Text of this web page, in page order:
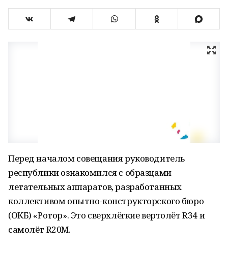
Перед началом совещания руководитель
республики ознакомился с образцами
летательных аппаратов, разработанных
коллективом опытно-конструкторского бюро
(ОКБ) «Ротор». Это сверхлёгкие вертолёт R34 и
самолёт R20M.